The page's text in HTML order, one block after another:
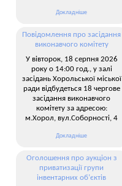
Докладніше
Повідомлення про засідання
виконавчого комітету
У вівторок, 18 серпня 2026
року о 14:00 год., у залі
засідань Хорольської міської
ради відбудеться 18 чергове
засідання виконавчого
комітету за адресою:
м.Хорол, вул.Соборності, 4
Докладніше
Оголошення про аукціон з
приватизації групи
інвентарних об’єктів